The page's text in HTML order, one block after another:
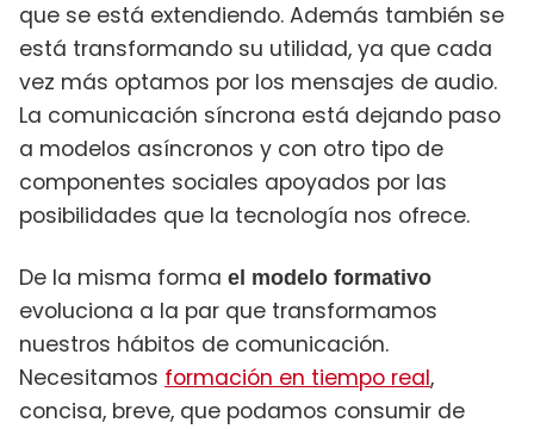
que se está extendiendo. Además también se
está transformando su utilidad, ya que cada
vez más optamos por los mensajes de audio.
La comunicación síncrona está dejando paso
a modelos asíncronos y con otro tipo de
componentes sociales apoyados por las
posibilidades que la tecnología nos ofrece.
De la misma forma el modelo formativo
evoluciona a la par que transformamos
nuestros hábitos de comunicación.
Necesitamos formación en tiempo real,
concisa, breve, que podamos consumir de